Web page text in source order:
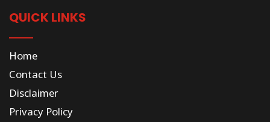
QUICK LINKS
Home
Contact Us
Disclaimer
Privacy Policy